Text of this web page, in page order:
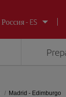
Россия - ES
Madrid - Edimburgo